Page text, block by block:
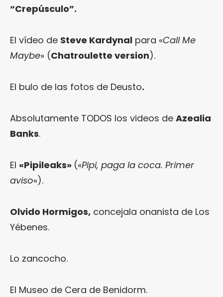
“Crepúsculo”.
El vídeo de Steve Kardynal para «Call Me
Maybe» (Chatroulette version).
El bulo de las fotos de Deusto.
Absolutamente TODOS los videos de Azealia
Banks.
El «Pipileaks» («Pipi, paga la coca. Primer
aviso«).
Olvido Hormigos, concejala onanista de Los
Yébenes.
Lo zancocho.
El Museo de Cera de Benidorm.